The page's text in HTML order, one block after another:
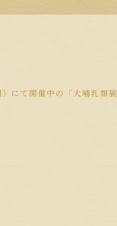
にて開催中の「大哺乳類展